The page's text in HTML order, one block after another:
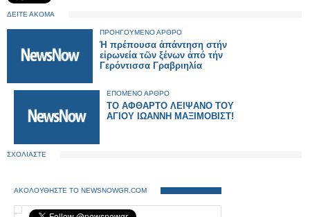
ΔΕΙΤΕ ΑΚΟΜΑ
ΠΡΟΗΓΟΥΜΕΝΟ ΑΡΘΡΟ
Ἡ πρέπουσα ἀπάντηση στήν
εἰρωνεία τῶν ξένων ἀπό τήν
Γερόντισσα Γραβριηλία
ΕΠΟΜΕΝΟ ΑΡΘΡΟ
ΤΟ ΑΦΘΑΡΤΟ ΛΕΙΨΑΝΟ ΤΟΥ
ΑΓΙΟΥ ΙΩΑΝΝΗ ΜΑΞΙΜΟΒΙΣΤ!
ΣΧΟΛΙΑΣΤΕ
ΑΚΟΛΟΥΘΗΣΤΕ ΤΟ NEWSNOWGR.COM